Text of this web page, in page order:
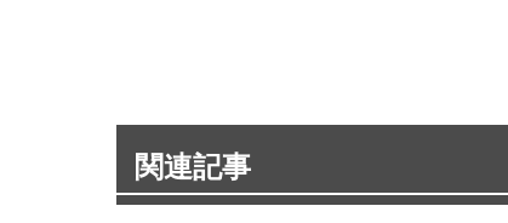
関連記事